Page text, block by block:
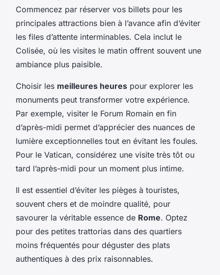
Commencez par réserver vos billets pour les
principales attractions bien à l’avance afin d’éviter
les files d’attente interminables. Cela inclut le
Colisée, où les visites le matin offrent souvent une
ambiance plus paisible.
Choisir les meilleures heures pour explorer les
monuments peut transformer votre expérience.
Par exemple, visiter le Forum Romain en fin
d’après-midi permet d’apprécier des nuances de
lumière exceptionnelles tout en évitant les foules.
Pour le Vatican, considérez une visite très tôt ou
tard l’après-midi pour un moment plus intime.
Il est essentiel d’éviter les pièges à touristes,
souvent chers et de moindre qualité, pour
savourer la véritable essence de Rome. Optez
pour des petites trattorias dans des quartiers
moins fréquentés pour déguster des plats
authentiques à des prix raisonnables.